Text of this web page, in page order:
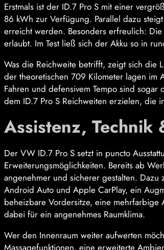
Erstmals ist der ID.7 Pro S mit einer
86 kWh zur Verfügung. Parallel dazu
erreicht werden. Besonders erfreulich:
erlaubt. Im Test ließ sich der Akku so in
Was die Reichweite betrifft, zeigt sich die
der theoretischen 709 Kilometer lagen im
Fahren und defensivem Tempo sind
dem ID.7 Pro S Reichweiten erzielen, die
Assistenz, Technik
Der VW ID.7 Pro S setzt in puncto
Erweiterungsmöglichkeiten. Bereits ab
angenehmer und sicherer gestalten. Dazu
Android Auto und Apple CarPlay, ein
beheizbare Vordersitze, eine mehrfarbige
dabei für ein angenehmes Raumklima.
Wer den Innenraum weiter aufwerten
Massagefunktionen, eine erweiterte